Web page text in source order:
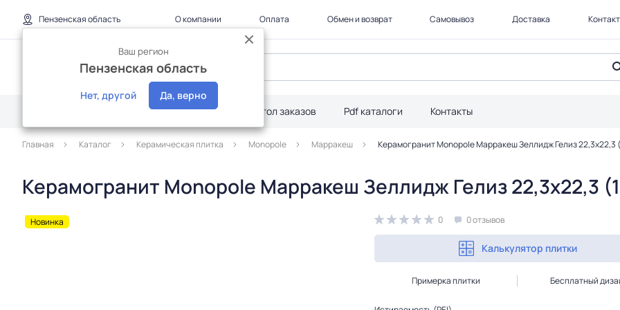
Пензенская область
Ваш регион
Пензенская область
Нет, другой Да, верно
О компании Оплата Обмен и возврат Самовывоз Доставка
Дилерам Акции Стол заказов Pdf каталоги Контакты
Главная Каталог Керамическая плитка Monopole Марракеш Керамогранит Monopole Марракеш Зеллидж Гелиз 22,3x22,3
Керамогранит Monopole Марракеш Зеллидж Гелиз 22,3x22,3
Новинка 0 0 отзывов
Калькулятор плитки
Примерка плитки Бесплатный